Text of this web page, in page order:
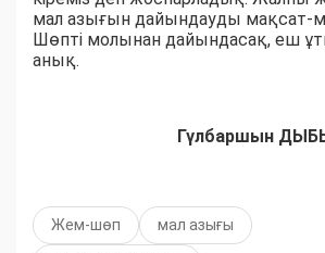
мал азығын дайындауды мақсат-
Шөпті молынан дайындасақ, еш
анық.
Гүлбаршын
Жем-шөп мал азығы